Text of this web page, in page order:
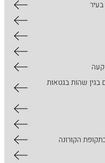
בגין שהות בגטאות
הקורונה